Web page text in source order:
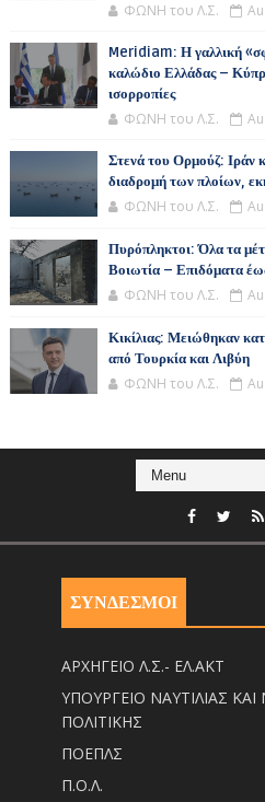
ΦΩΝΗ του Λ.Σ.
Meridiam: Η γαλλική
καλώδιο Ελλάδας –
ισορροπίες
ΦΩΝΗ του Λ.Σ.
Στενά του Ορμούζ: Ιράν
διαδρομή των πλοίων,
ΦΩΝΗ του Λ.Σ.
Πυρόπληκτοι: Όλα τα
Βοιωτία – Επιδόματα
ΦΩΝΗ του Λ.Σ.
Κικίλιας: Μειώθηκαν
από Τουρκία και Λιβύη
ΦΩΝΗ του Λ.Σ.
ΣΥΝΔΕΣΜΟΙ
ΑΡΧΗΓΕΙΟ Λ.Σ.- ΕΛ.ΑΚΤ
ΥΠΟΥΡΓΕΙΟ ΝΑΥΤΙΛΙΑΣ
ΠΟΛΙΤΙΚΗΣ
ΠΟΕΠΛΣ
Π.Ο.Λ.